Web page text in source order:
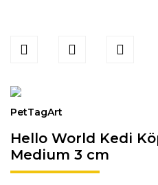
PetTagArt
Hello World Kedi
Medium 3 cm